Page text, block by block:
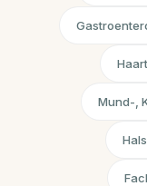
Mund-,